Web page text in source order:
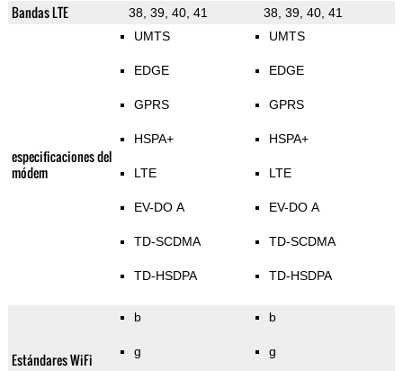
Bandas LTE 38, 39, 40, 41 38, 39, 40, 41
especificaciones del
módem
UMTS
EDGE
GPRS
HSPA+
LTE
EV-DO A
TD-SCDMA
TD-HSDPA
UMTS
EDGE
GPRS
HSPA+
LTE
EV-DO A
TD-SCDMA
TD-HSDPA
Estándares WiFi
b
g
b
g